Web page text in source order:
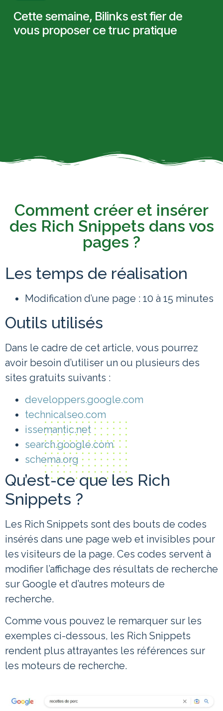
Cette semaine, Bilinks est fier de
vous proposer ce truc pratique
Comment créer et insérer
des Rich Snippets dans vos
pages ?
Les temps de réalisation
Modification d’une page : 10 à 15 minutes
Outils utilisés
Dans le cadre de cet article, vous pourrez
avoir besoin d’utiliser un ou plusieurs des
sites gratuits suivants :
developpers.google.com
technicalseo.com
issemantic.net
search.google.com
schema.org
Qu’est-ce que les Rich
Snippets ?
Les Rich Snippets sont des bouts de codes
insérés dans une page web et invisibles pour
les visiteurs de la page. Ces codes servent à
modifier l’affichage des résultats de recherche
sur Google et d’autres moteurs de
recherche.
Comme vous pouvez le remarquer sur les
exemples ci-dessous, les Rich Snippets
rendent plus attrayantes les références sur
les moteurs de recherche.